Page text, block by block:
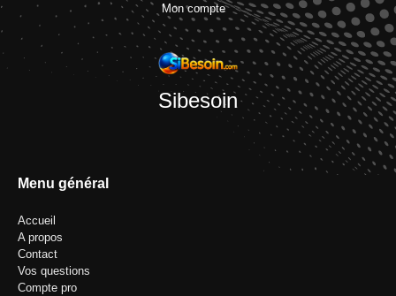
Mon compte
Sibesoin
Menu général
Accueil
A propos
Contact
Vos questions
Compte pro